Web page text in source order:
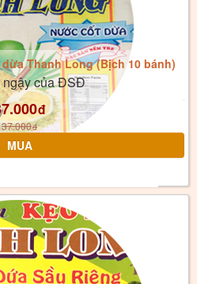
Thanh Long (Bịch 10 bánh)
ngậy của ĐSĐ
đ
37.000đ